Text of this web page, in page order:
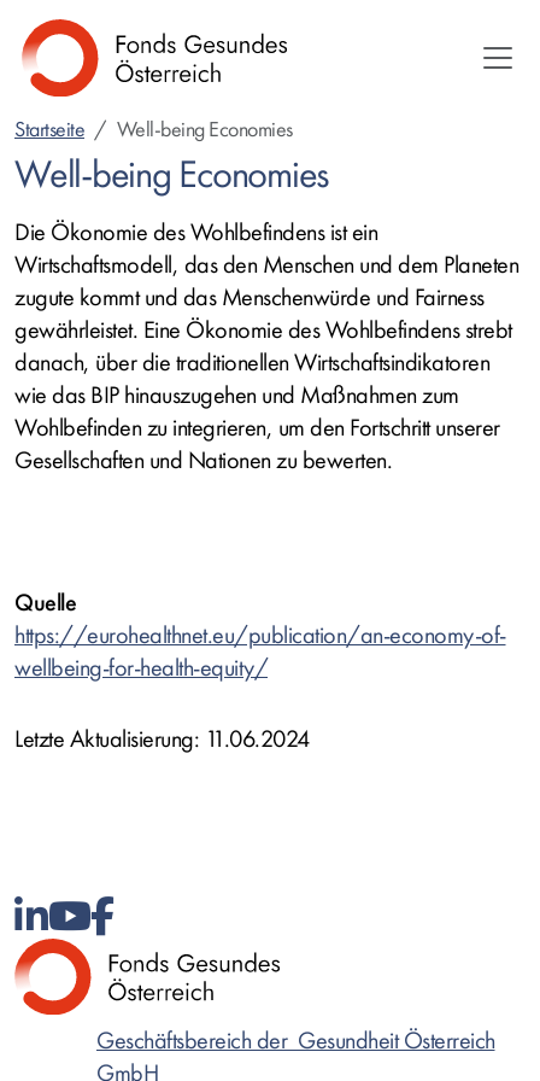
zum
Inhalt
Startseite Well-being Economies
Well-being Economies
Die Ökonomie des Wohlbefindens ist ein
Wirtschaftsmodell, das den Menschen und dem Planeten
zugute kommt und das Menschenwürde und Fairness
gewährleistet. Eine Ökonomie des Wohlbefindens strebt
danach, über die traditionellen Wirtschaftsindikatoren
wie das BIP hinauszugehen und Maßnahmen zum
Wohlbefinden zu integrieren, um den Fortschritt unserer
Gesellschaften und Nationen zu bewerten.
Quelle
https://eurohealthnet.eu/publication/an-economy-of-
wellbeing-for-health-equity/
Letzte Aktualisierung: 11.06.2024
Geschäftsbereich der Gesundheit Österreich
GmbH